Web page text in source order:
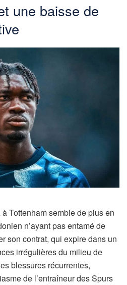
une baisse de
à Tottenham semble de plus en
n’ayant pas entamé de
son contrat, qui expire dans un
irrégulières du milieu de
blessures récurrentes,
de l’entraîneur des Spurs